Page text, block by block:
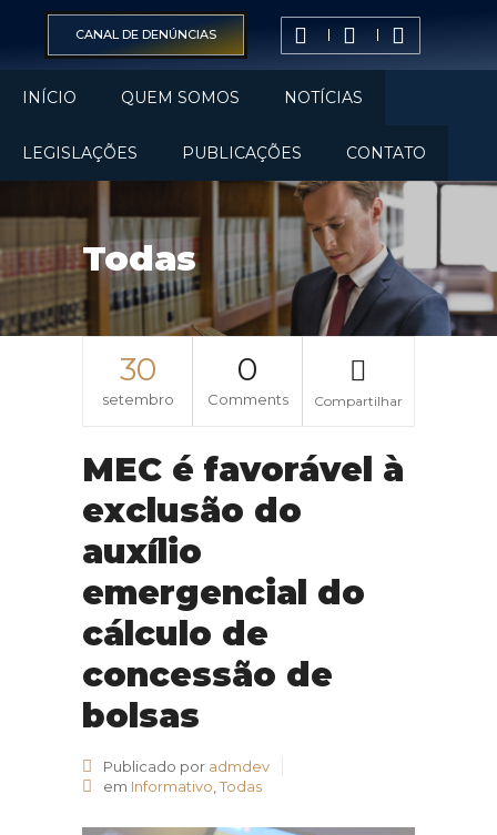
CANAL DE DENÚNCIAS
INÍCIO QUEM SOMOS NOTÍCIAS
LEGISLAÇÕES PUBLICAÇÕES CONTATO
Todas
30
setembro
0
Comments Compartilhar
MEC é favorável à
exclusão do
auxílio
emergencial do
cálculo de
concessão de
bolsas
Publicado por admdev
em Informativo Todas